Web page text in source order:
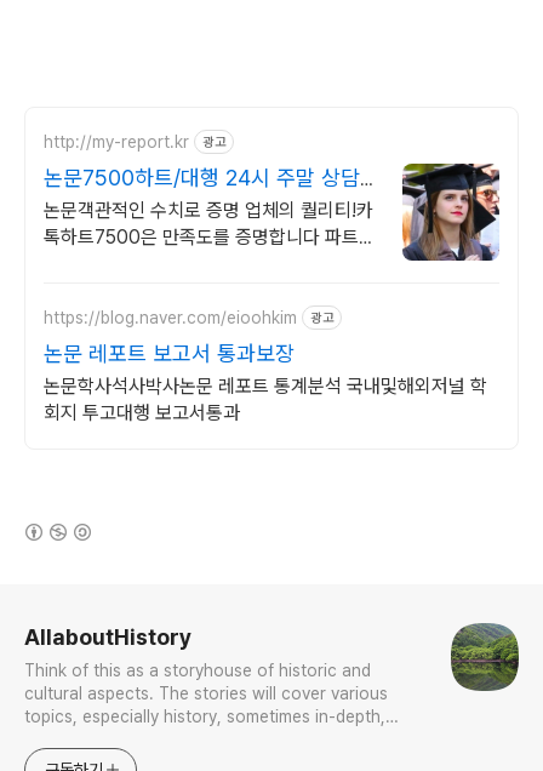
http://my-report.kr 광고
논문7500하트/대행 24시 주말 상담
가능 저렴
논문객관적인 수치로 증명 업체의 퀄리티!카
톡하트7500은 만족도를 증명합니다 파트별
https://blog.naver.com/eioohkim 광고
논문 레포트 보고서 통과보장
논문학사석사박사논문 레포트 통계분석 국내및해외저널 학
회지 투고대행 보고서통과
AllaboutHistory
Think of this as a storyhouse of historic and
cultural aspects. The stories will cover various
topics, especially history, sometimes in-depth,
approach will be to resist any common sense or